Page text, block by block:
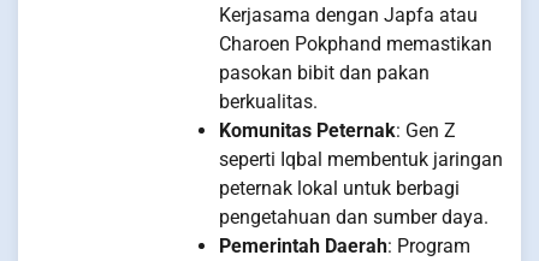
Kerjasama dengan Japfa atau
Charoen Pokphand memastikan
pasokan bibit dan pakan
berkualitas.
Komunitas Peternak: Gen Z
seperti Iqbal membentuk jaringan
peternak lokal untuk berbagi
pengetahuan dan sumber daya.
Pemerintah Daerah: Program